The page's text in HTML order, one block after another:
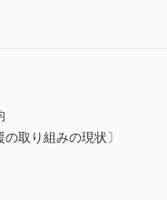
取り組みの現状〕